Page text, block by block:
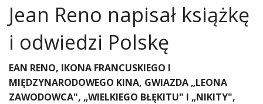
Jean Reno napisał książkę
i odwiedzi Polskę
EAN RENO, IKONA FRANCUSKIEGO I
MIĘDZYNARODOWEGO KINA, GWIAZDA „LEONA
ZAWODOWCA", „WIELKIEGO BŁĘKITU" I „NIKITY",